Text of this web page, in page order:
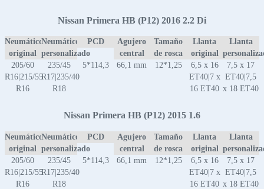
Nissan Primera HB (P12) 2016 2.2 Di
Neumático
original
Neumático
personalizado
PCD
Agujero
central
Tamaño
de rosca
Llanta
original
Llanta
205/60
R16|215/55
R16
235/45
R17|235/40
R18
5*114,3 66,1 mm 12*1,25
6,5 x 16
ET40|7 x
16 ET40
7,5 x 17
ET40|7,5
x 18 ET40
Nissan Primera HB (P12) 2015 1.6
Neumático
original
Neumático
personalizado
PCD
Agujero
central
Tamaño
de rosca
Llanta
original
Llanta
205/60
R16|215/55
R16
235/45
R17|235/40
R18
5*114,3 66,1 mm 12*1,25
6,5 x 16
ET40|7 x
16 ET40
7,5 x 17
ET40|7,5
x 18 ET40